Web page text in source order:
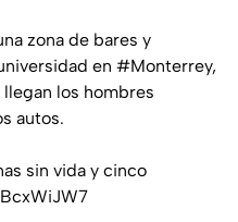
zona de bares y
en #Monterrey,
los hombres
autos.
sin vida y cinco